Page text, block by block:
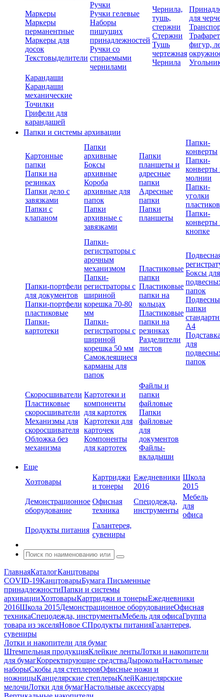
Маркеры
Маркеры
перманентные
Маркеры для
досок
Текстовыделители
Ручки
Ручки гелевые
Наборы
пишущих
принадлежностей
Ручки со
стираемыми
чернилами
Чернила,
тушь,
стержни
Стержни
Тушь
чертежная
Чернила
для
фигур,
Карандаши
Карандаши
механические
Точилки
Грифели для
карандашей
Папки и системы архивации
Картонные
папки
Папки на
резинках
Папки дело с
завязками
Папки с
клапаном
Папки
архивные
Боксы
архивные
Короба
архивные для
папок
Папки
архивные с
завязками
Папки
планшеты и
адресные
папки
Адресные
папки
Папки
планшеты
Папки-
конверты
Папки-
конверты
молнии
Папки-
уголки
Папки-
конверты
кнопке
Папки-портфели
для документов
Папки-портфели
пластиковые
Папки-
картотеки
Папки-
регистраторы с
арочным
механизмом
Папки-
регистраторы с
шириной
корешка 70-80
мм
Папки-
регистраторы с
шириной
корешка 50 мм
Самоклеящиеся
карманы для
папок
Пластиковые
папки
Пластиковые
папки на
кольцах
Пластиковые
папки на
резинках
Разделители
листов
Боксы для
папок
папки
А4
для
папок
Скоросшиватели
Пластиковые
скоросшиватели
Механизмы для
скоросшивателя
Обложка без
механизма
Картотеки и
компоненты
для картотек
Картотеки для
карточек
Компоненты
для картотек
Файлы и
папки
файловые
Папки
файловые
для
документов
Файлы-
вкладыши
Еще
Хозтовары
Картриджи
и тонеры
Ежедневники
2016
Школа
2015
Демонстрационное
оборудование
Офисная
техника
Спецодежда,
инструменты
Мебель
для
офиса
Продукты питания
Галантерея,
сувениры
ГлавнаяКаталогКанцтовары
COVID-19КанцтоварыБумага Письменные
принадлежностиПапки и системы
архивацииХозтоварыКартриджи и тонерыЕжедневники
2016Школа 2015Демонстрационное оборудованиеОфисная
техникаСпецодежда, инструментыМебель для офисаГруппа
товара из экселяНовое СПродукты питанияГалантерея,
сувениры
Лотки и накопители для бумаг
Штемпельная продукцияКлейкие лентыЛотки и накопители
для бумагКорректирующие средстваДыроколыНастольные
наборыСкобы для степлеровОфисные ножи и
ножницыКанцелярские степлерыКлейКанцелярские
мелочиЛотки для бумагНастольные аксессуары